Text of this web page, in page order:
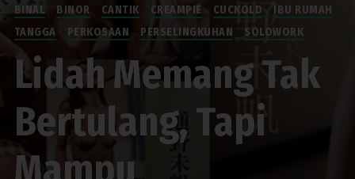
BINAL BINOR CANTIK CREAMPIE CUCKOLD
IBU RUMAH
TANGGA
PERKOSAAN PERSELINGKUHAN SOLOWORK
Lidah Memang Tak
Bertulang, Tapi
Mampu